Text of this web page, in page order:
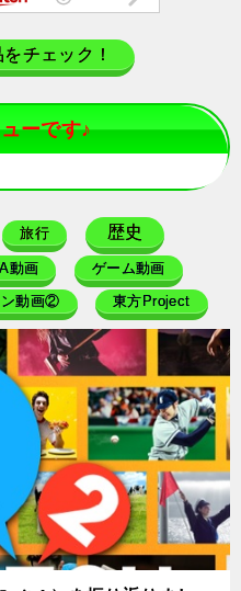
チェック！
ーです♪
旅行 歴史
動画 ゲーム動画
ン動画② 東方Project